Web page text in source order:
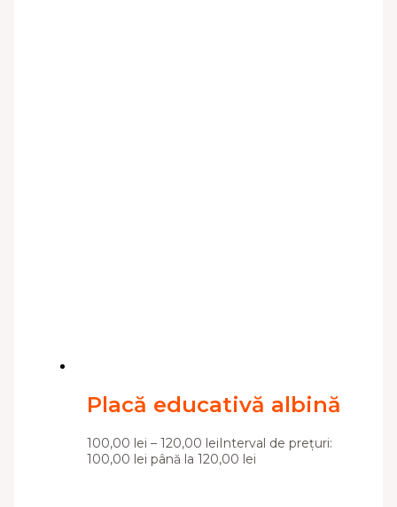
Placă educativă albină
100,00 lei – 120,00 leiInterval de prețuri:
100,00 lei până la 120,00 lei